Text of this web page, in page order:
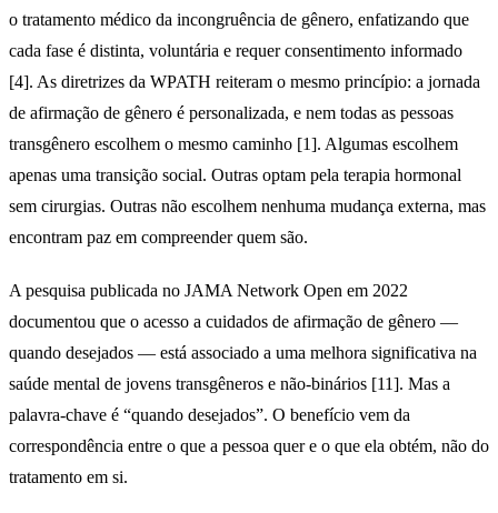
o tratamento médico da incongruência de gênero, enfatizando que
cada fase é distinta, voluntária e requer consentimento informado
[4]. As diretrizes da WPATH reiteram o mesmo princípio: a jornada
de afirmação de gênero é personalizada, e nem todas as pessoas
transgênero escolhem o mesmo caminho [1]. Algumas escolhem
apenas uma transição social. Outras optam pela terapia hormonal
sem cirurgias. Outras não escolhem nenhuma mudança externa, mas
encontram paz em compreender quem são.
A pesquisa publicada no JAMA Network Open em 2022
documentou que o acesso a cuidados de afirmação de gênero —
quando desejados — está associado a uma melhora significativa na
saúde mental de jovens transgêneros e não-binários [11]. Mas a
palavra-chave é “quando desejados”. O benefício vem da
correspondência entre o que a pessoa quer e o que ela obtém, não do
tratamento em si.